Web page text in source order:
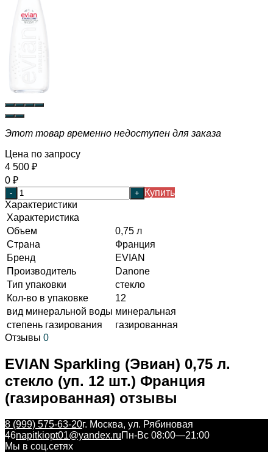
Этот товар временно недоступен для заказа
Цена по запросу
4 500 ₽
0 ₽
- +
Купить
Характеристики
Характеристика
Объем
0,75 л
Страна
Франция
Бренд
EVIAN
Производитель
Danone
Тип упаковки
стекло
Кол-во в упаковке
12
вид минеральной воды минеральная
степень газирования
газированная
Отзывы 0
EVIAN Sparkling (Эвиан) 0,75 л.
стекло (уп. 12 шт.) Франция
(газированная) отзывы
8 (999) 575-63-20г. Москва, ул. Рябиновая
46napitkiopt01@yandex.ruПн-Вс 08:00—21:00
Мы в соц.сетях